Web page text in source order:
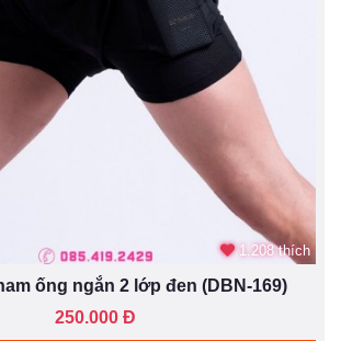
1.208 thích
ống ngắn 2 lớp đen (DBN-169)
250.000 Đ